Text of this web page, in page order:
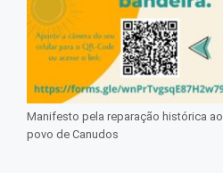
Manifesto pela reparação histórica ao
povo de Canudos